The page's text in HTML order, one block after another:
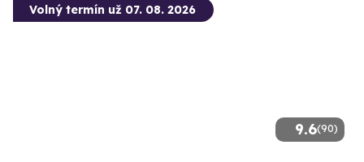
9.6(90)
Volný termín už 07. 08. 2026